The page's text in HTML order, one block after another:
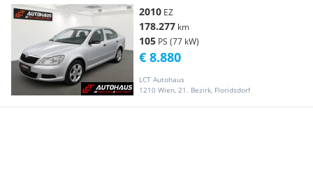
2010 EZ
178.277 km
105 PS (77 kW)
LCT Autohaus
1210 Wien, 21. Bezirk, Floridsdorf
€ 8.880